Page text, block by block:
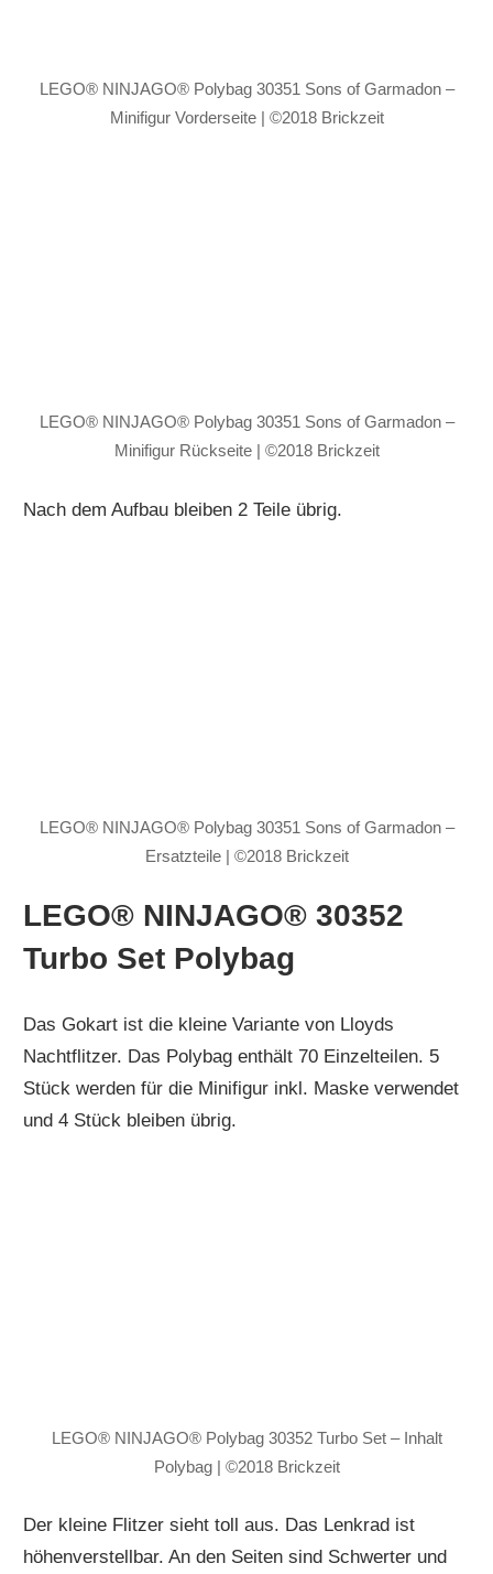
LEGO® NINJAGO® Polybag 30351 Sons of Garmadon –
Minifigur Vorderseite | ©2018 Brickzeit
LEGO® NINJAGO® Polybag 30351 Sons of Garmadon –
Minifigur Rückseite | ©2018 Brickzeit
Nach dem Aufbau bleiben 2 Teile übrig.
LEGO® NINJAGO® Polybag 30351 Sons of Garmadon –
Ersatzteile | ©2018 Brickzeit
LEGO® NINJAGO®30352
Turbo Set Polybag
Das Gokart ist die kleine Variante von Lloyds
Nachtflitzer. Das Polybag enthält 70 Einzelteilen. 5
Stück werden für die Minifigur inkl. Maske verwendet
und 4 Stück bleiben übrig.
LEGO® NINJAGO® Polybag 30352 Turbo Set – Inhalt
Polybag | ©2018 Brickzeit
Der kleine Flitzer sieht toll aus. Das Lenkrad ist
höhenverstellbar. An den Seiten sind Schwerter und